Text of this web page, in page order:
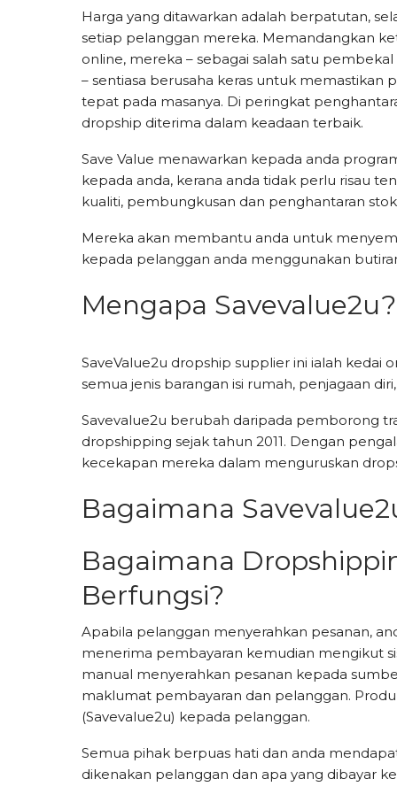
Harga yang ditawarkan adalah berpatutan,
setiap pelanggan mereka. Memandangkan
online, mereka – sebagai salah satu
– sentiasa berusaha keras untuk
tepat pada masanya. Di peringkat
dropship diterima dalam keadaan terbaik.
Save Value menawarkan kepada anda
kepada anda, kerana anda tidak perlu risau
kualiti, pembungkusan dan penghantaran
Mereka akan membantu anda untuk
kepada pelanggan anda menggunakan
Mengapa Savevalue2u?
SaveValue2u dropship supplier ini ialah
semua jenis barangan isi rumah, penjagaan
Savevalue2u berubah daripada pemborong
dropshipping sejak tahun 2011. Dengan
kecekapan mereka dalam menguruskan
Bagaimana
Bagaimana
Berfungsi?
Apabila pelanggan menyerahkan pesanan,
menerima pembayaran kemudian mengikut
manual menyerahkan pesanan kepada
maklumat pembayaran dan pelanggan.
(Savevalue2u) kepada pelanggan.
Semua pihak berpuas hati dan anda
dikenakan pelanggan dan apa yang dibayar